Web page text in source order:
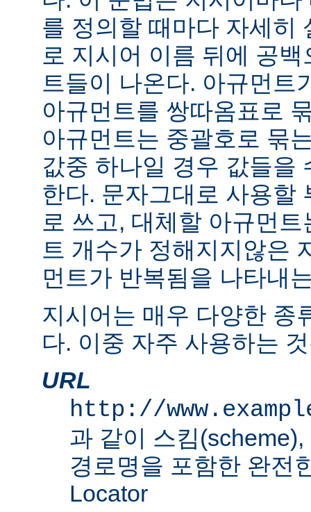
를 정의할 때마다 자세히
로 지시어 이름 뒤에 공
트들이 나온다. 아규먼트
아규먼트를 쌍따옴표로
아규먼트는 중괄호로 묶
값중 하나일 경우 값들을
한다. 문자그대로 사용할
로 쓰고, 대체할 아규먼
트 개수가 정해지지않은
먼트가 반복됨을 나타내
지시어는 매우 다양한 종
다. 이중 자주 사용하는
URL
http://
과 같이 스킴
경로명을 포함한 완전
Locator